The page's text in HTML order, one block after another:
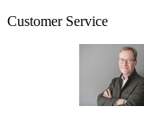
Customer Service